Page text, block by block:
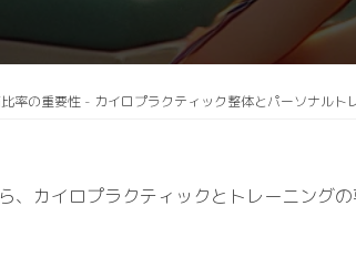
率の重要性 - カイロプラクティック整体とパーソナルト
、カイロプラクティックとトレーニング